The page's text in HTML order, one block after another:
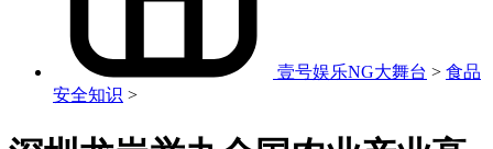
壹号娱乐NG大舞台 > 食品
安全知识 >